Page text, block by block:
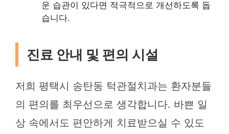
운 습관이 있다면 적극적으로 개선하도록 돕
습니다.
진료 안내 및 편의 시설
저희 평택시 송탄동 턱관절치과는 환자분들
의 편의를 최우선으로 생각합니다. 바쁜 일
상 속에서도 편안하게 치료받으실 수 있도